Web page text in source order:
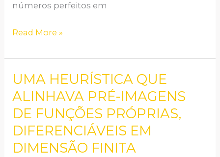
números perfeitos em
Read More »
UMA HEURÍSTICA QUE
ALINHAVA PRÉ-IMAGENS
DE FUNÇÕES PRÓPRIAS,
DIFERENCIÁVEIS EM
DIMENSÃO FINITA
UMA
HEURÍSTICA
QUE
PRÉ-
IMAGENS